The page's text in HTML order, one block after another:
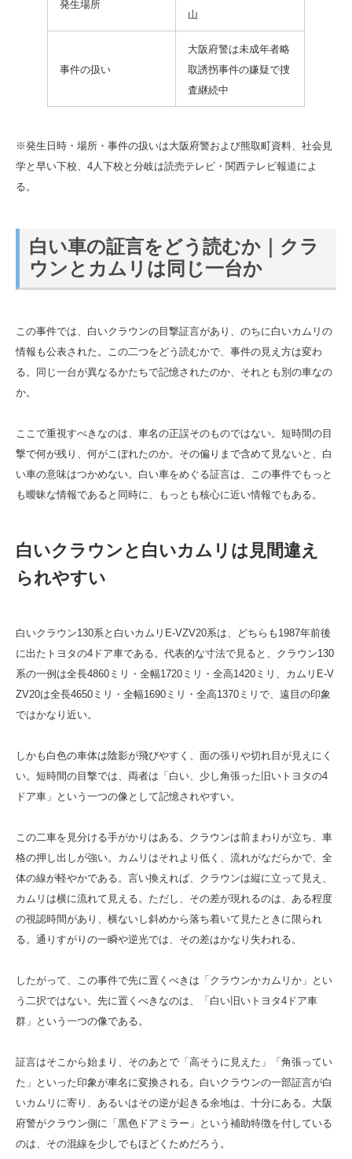
発生場所
山
事件の扱い
大阪府警は未成年者略
取誘拐事件の嫌疑で捜
査継続中
※発生日時・場所・事件の扱いは大阪府警および熊取町資料、社会見
学と早い下校、4人下校と分岐は読売テレビ・関西テレビ報道によ
る。
白い車の証言をどう読むか｜クラ
ウンとカムリは同じ一台か
この事件では、白いクラウンの目撃証言があり、のちに白いカムリの
情報も公表された。この二つをどう読むかで、事件の見え方は変わ
る。同じ一台が異なるかたちで記憶されたのか、それとも別の車なの
か。
ここで重視すべきなのは、車名の正誤そのものではない。短時間の目
撃で何が残り、何がこぼれたのか。その偏りまで含めて見ないと、白
い車の意味はつかめない。白い車をめぐる証言は、この事件でもっと
も曖昧な情報であると同時に、もっとも核心に近い情報でもある。
白いクラウンと白いカムリは見間違え
られやすい
白いクラウン130系と白いカムリE-VZV20系は、どちらも1987年前後
に出たトヨタの4ドア車である。代表的な寸法で見ると、クラウン130
系の一例は全長4860ミリ・全幅1720ミリ・全高1420ミリ、カムリE-V
ZV20は全長4650ミリ・全幅1690ミリ・全高1370ミリで、遠目の印象
ではかなり近い。
しかも白色の車体は陰影が飛びやすく、面の張りや切れ目が見えにく
い。短時間の目撃では、両者は「白い、少し角張った旧いトヨタの4
ドア車」という一つの像として記憶されやすい。
この二車を見分ける手がかりはある。クラウンは前まわりが立ち、車
格の押し出しが強い。カムリはそれより低く、流れがなだらかで、全
体の線が軽やかである。言い換えれば、クラウンは縦に立って見え、
カムリは横に流れて見える。ただし、その差が現れるのは、ある程度
の視認時間があり、横ないし斜めから落ち着いて見たときに限られ
る。通りすがりの一瞬や逆光では、その差はかなり失われる。
したがって、この事件で先に置くべきは「クラウンかカムリか」とい
う二択ではない。先に置くべきなのは、「白い旧いトヨタ4ドア車
群」という一つの像である。
証言はそこから始まり、そのあとで「高そうに見えた」「角張ってい
た」といった印象が車名に変換される。白いクラウンの一部証言が白
いカムリに寄り、あるいはその逆が起きる余地は、十分にある。大阪
府警がクラウン側に「黒色ドアミラー」という補助特徴を付している
のは、その混線を少しでもほどくためだろう。